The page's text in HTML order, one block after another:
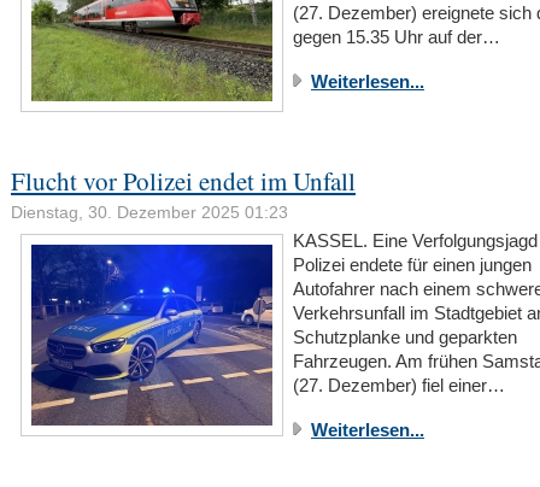
(27. Dezember) ereignete sich
gegen 15.35 Uhr auf der…
Weiterlesen...
Flucht vor Polizei endet im Unfall
Dienstag, 30. Dezember 2025 01:23
KASSEL. Eine
Polizei endete für einen jungen
Autofahrer nach einem
Verkehrsunfall im Stadtgebiet
Schutzplanke und geparkten
Fahrzeugen. Am frühen
(27. Dezember) fiel einer…
Weiterlesen...